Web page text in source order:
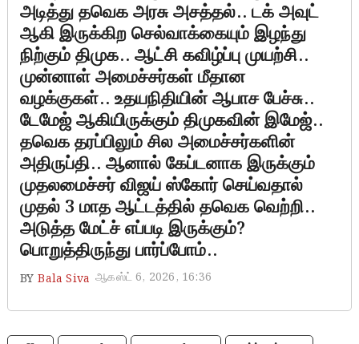
அடித்து தவெக அரசு அசத்தல்.. டக் அவுட்
ஆகி இருக்கிற செல்வாக்கையும் இழந்து
நிற்கும் திமுக.. ஆட்சி கவிழ்ப்பு முயற்சி..
முன்னாள் அமைச்சர்கள் மீதான
வழக்குகள்.. உதயநிதியின் ஆபாச பேச்சு..
டேமேஜ் ஆகியிருக்கும் திமுகவின் இமேஜ்..
தவெக தரப்பிலும் சில அமைச்சர்களின்
அதிருப்தி.. ஆனால் கேப்டனாக இருக்கும்
முதலமைச்சர் விஜய் ஸ்கோர் செய்வதால்
முதல் 3 மாத ஆட்டத்தில் தவெக வெற்றி..
அடுத்த மேட்ச் எப்படி இருக்கும்?
பொறுத்திருந்து பார்ப்போம்..
BY Bala Siva ஆகஸ்ட் 6, 2026, 16:36